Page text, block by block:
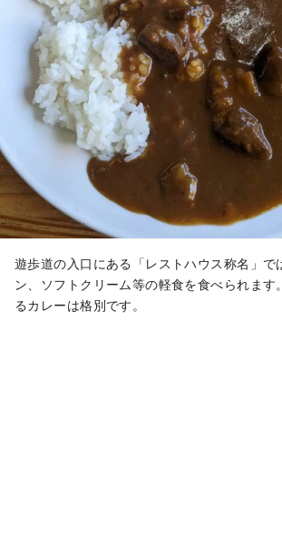
遊歩道の入口にある「レストハウス称名」で
ン、ソフトクリーム等の軽食を食べられます
るカレーは格別です。